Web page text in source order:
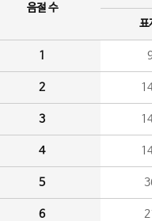
음절 수
표
1
2
3
4
5
6